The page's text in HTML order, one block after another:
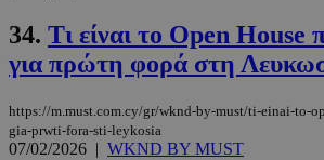
34. Τι είναι το Open House
για πρώτη φορά στη
https://m.must.com.cy/gr/wknd-by-must/ti-einai-to-
gia-prwti-fora-sti-leykosia
07/02/2026 | WKND BY MUST